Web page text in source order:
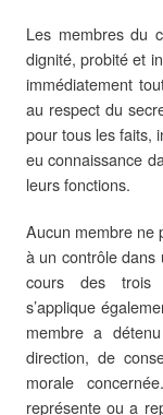
Les membres du
dignité, probité et
immédiatement
au respect du
pour tous les faits,
eu connaissance
leurs fonctions.
Aucun membre ne
à un contrôle dans
cours des trois
s’applique
membre a
direction, de
morale
représente ou a